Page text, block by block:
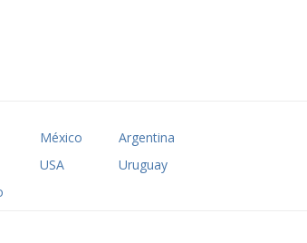
México
Argentina
USA
Uruguay